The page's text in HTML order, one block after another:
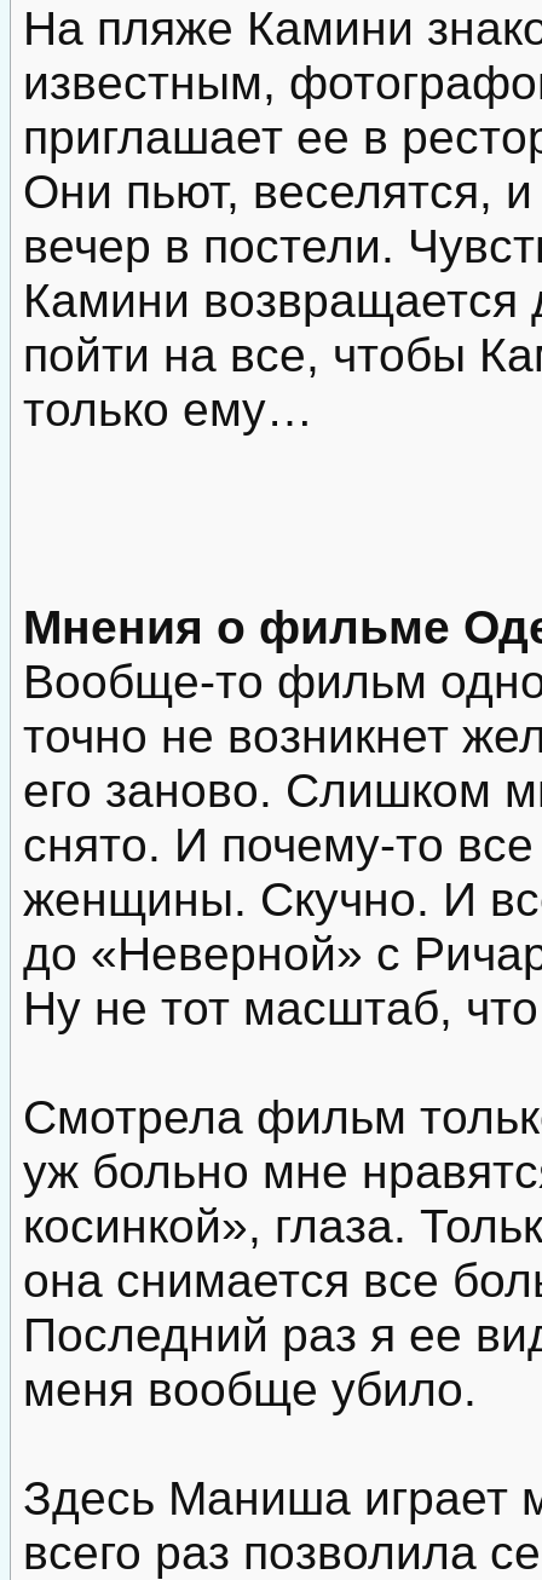
На пляже Камини
известным,
приглашает ее в
Они пьют, веселятся,
вечер в постели.
Камини возвращается
пойти на все, чтобы
только ему…
Мнения о фильме
Вообще-то фильм
точно не возникнет
его заново. Слишком
снято. И почему-то
женщины. Скучно. И
до «Неверной» с
Ну не тот масштаб,
Смотрела фильм
уж больно мне
косинкой», глаза.
она снимается все
Последний раз я ее
меня вообще убило.
Здесь Маниша играет
всего раз позволила